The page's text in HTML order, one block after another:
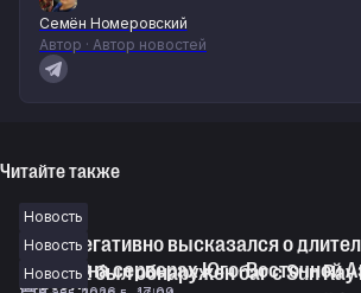
Семён Номеровский
Автор · Автор новостей
Читайте также
Новость
Davai негативно высказался о
матчей на серверах Юго-Восточной
Новость
В Dota 2 был обнаружен баг с Sun
Новость
Новости